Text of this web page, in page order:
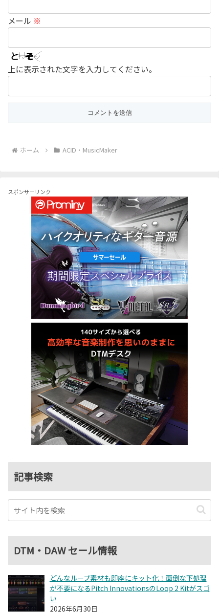
メール ※
上に表示された文字を入力してください。
ホーム ACID・MusicMaker
スポンサーリンク
記事検索
DTM・DAW セール情報
どんなループ素材も即座にキット化！面倒な下処理
が不要になるPitch InnovationsのLoop 2 Kitがスゴ
い
2026年6月30日